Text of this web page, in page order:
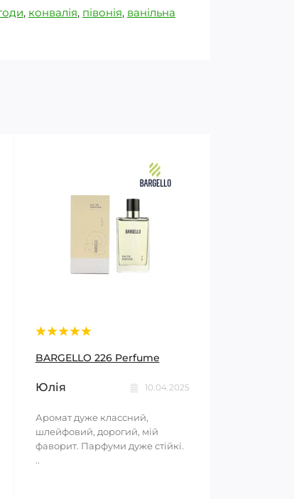
, конвалія, півонія, ванільна
BARGELLO 226 Perfume
Юлія 10.04.2025
Аромат дуже классний,
шлейфовий, дорогий, мій
фаворит. Парфуми дуже стійкі.
..